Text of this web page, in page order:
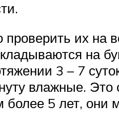
их на
на
3 – 7
влажные. Это
5 лет, они